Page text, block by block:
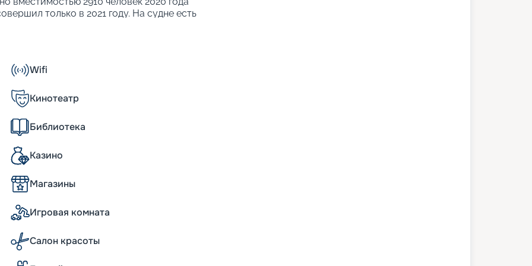
только в 2021 году. На судне есть
29 ресторанов и кафе, 12 баров и
каждая деталь имеет значение. И
и в каждом уголке судна. Большинство
вы могли насладиться видами, которые
спроектированный мировыми
отеля с теплом и уютом
выберет сьют, открывается настоящий
обслуживание и заботливые
каприз.
разнообразие и неповторимость
Wifi
Кинотеатр
Библиотека
Казино
Магазины
Игровая комната
Салон красоты